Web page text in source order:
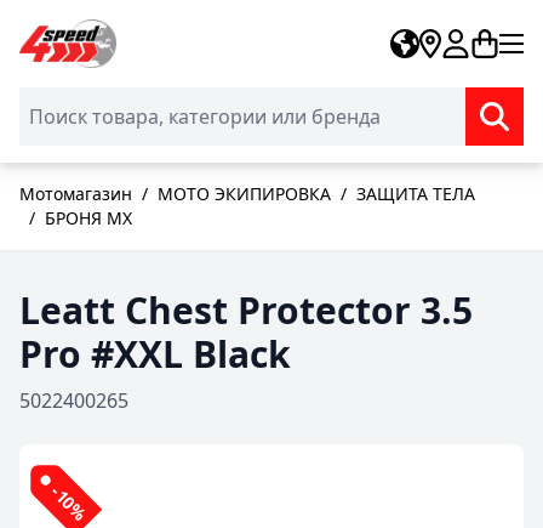
Skip to Content
Мотомагазин / МОТО ЭКИПИРОВКА / ЗАЩИТА ТЕЛА
/ БРОНЯ MX
Leatt Chest Protector 3.5
Pro #XXL Black
5022400265
-10%